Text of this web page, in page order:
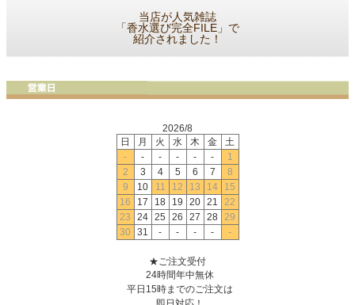
当店が人気雑誌
「香水選び完全FILE」で
紹介されました！
2026/8
日
月 火 水 木 金
土
-
- - - - -
1
2
3 4 5 6 7
8
9
10 11 12 13 14
15
16
17 18 19 20 21
22
23
24 25 26 27 28 29
30
31 - - - - -
★ご注文受付
24時間年中無休
平日15時までのご注文は